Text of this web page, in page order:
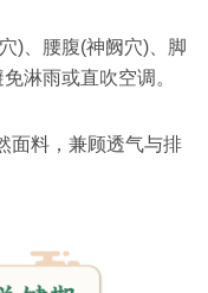
)、腰腹(神阙穴)、脚
淋雨或直吹空调。
面料，兼顾透气与排